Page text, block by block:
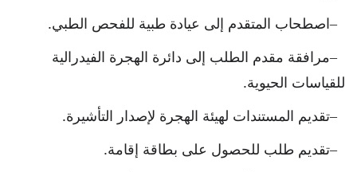
اصطحاب المتقدم إلى عيادة طبية للفحص الطبي.
مرافقة مقدم الطلب إلى دائرة الهجرة الفيدرالية
للقياسات الحيوية.
تقديم المستندات لهيئة الهجرة لإصدار التأشيرة.
تقديم طلب للحصول على بطاقة إقامة.